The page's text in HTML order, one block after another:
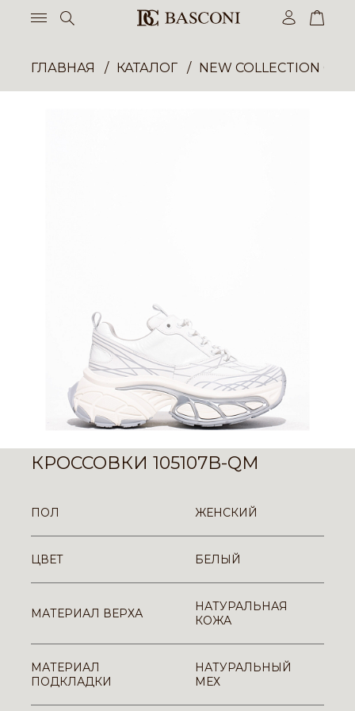
ГЛАВНАЯ КАТАЛОГ NEW COLLECTION
КРОССОВКИ 105107B-QM
ПОЛ ЖЕНСКИЙ
ЦВЕТ БЕЛЫЙ
МАТЕРИАЛ ВЕРХА
НАТУРАЛЬНАЯ
КОЖА
МАТЕРИАЛ
ПОДКЛАДКИ
НАТУРАЛЬНЫЙ
МЕХ